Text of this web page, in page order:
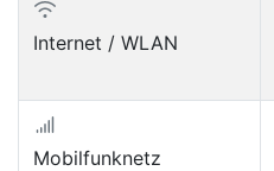
Internet / WLAN
Mobilfunknetz